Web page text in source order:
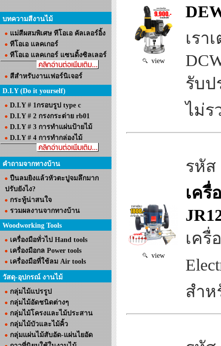
บทความสีงานไม้
แม่สีผสมพิเศษ ทีโอเอ คัลเลอร์อิ้ง
ทีโอเอ แลคเกอร์
ทีโอเอ แลคเกอร์ แซนดิ้งซิลเลอร์
สีสำหรับงานเฟอร์นิเจอร์
D.I.Y (Do it yourself)
D.I.Y # 1กรอบรูป type c
D.I.Y # 2 กรงกระต่าย rb01
D.I.Y # 3 การทำแผ่นป้ายไม้
D.I.Y # 4 การทำกล่องไม้
คำถามจากทางบ้าน
ปืนลมยิงแล้วหัวตะปูจมลึกมาก
ปรับยังไง?
กระทู้น่าสนใจ
รวมผลงานจากทางบ้าน
Woodworking Tools
เครื่องมือทั่วไป Hand tools
เครื่องมือกล Power tools
เครื่องมือที่ใช้ลม Air tools
วัสดุ-อุปกรณ์ งานไม้
กลุ่มไม้แปรรูป
กลุ่มไม้อัดชนิดต่างๆ
กลุ่มไม้โครงและไม้ประสาน
กลุ่มไม้บัวและไม้คิ้ว
กลุ่มแผ่นไม้สับอัด-แผ่นไยอัด
view
เรา
รับป
ไม่ร
view
รหัส
เครื่
เครื่
สำห